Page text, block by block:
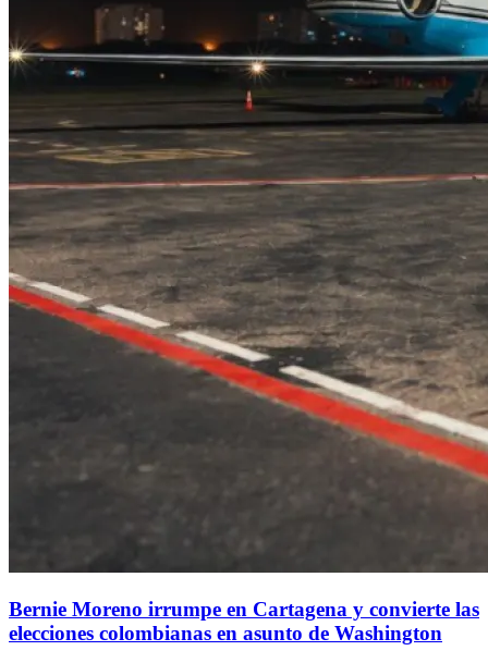
Bernie Moreno irrumpe en Cartagena y convierte las
elecciones colombianas en asunto de Washington